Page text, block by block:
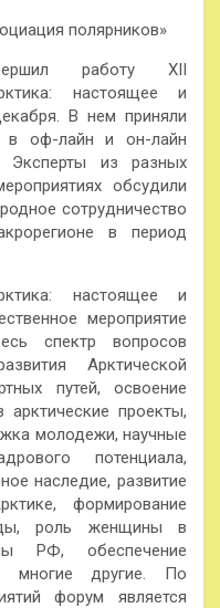
полярников»
работу XII
настоящее и
В нем приняли
в оф-лайн и он-лайн
из разных
обсудили
сотрудничество
в период
настоящее и
мероприятие
спектр вопросов
Арктической
путей, освоение
проекты,
молодежи, научные
потенциала,
наследие, развитие
формирование
роль женщины в
РФ, обеспечение
многие другие. По
форум является